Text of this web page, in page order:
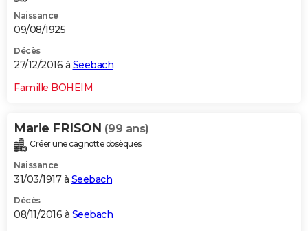
Naissance
09/08/1925
Décès
27/12/2016 à Seebach
Famille BOHEIM
Marie FRISON (99 ans)
Créer une cagnotte obsèques
Naissance
31/03/1917 à Seebach
Décès
08/11/2016 à Seebach